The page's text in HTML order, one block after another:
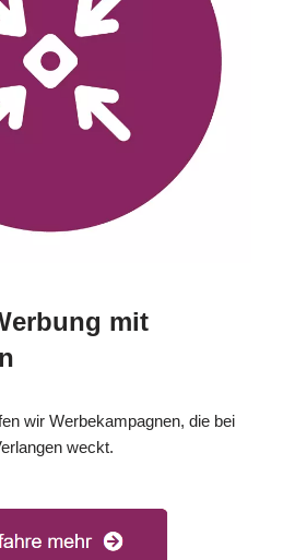
mit
wir Werbekampagnen, die bei
weckt.